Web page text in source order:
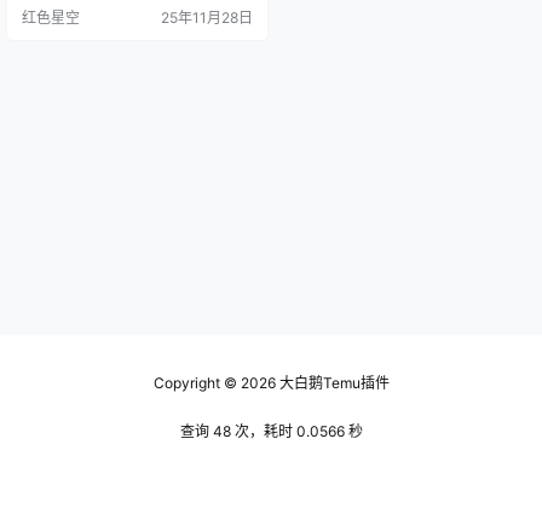
很多麻烦。它的最大亮点就是“全托
红色星空 25年11月28日
Copyright © 2026大白鹅Temu插件
查询 48 次，耗时 0.0566 秒